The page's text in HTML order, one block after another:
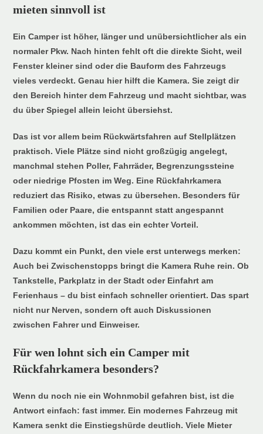
mieten sinnvoll ist
Ein Camper ist höher, länger und unübersichtlicher als ein
normaler Pkw. Nach hinten fehlt oft die direkte Sicht, weil
Fenster kleiner sind oder die Bauform des Fahrzeugs
vieles verdeckt. Genau hier hilft die Kamera. Sie zeigt dir
den Bereich hinter dem Fahrzeug und macht sichtbar, was
du über Spiegel allein leicht übersiehst.
Das ist vor allem beim Rückwärtsfahren auf Stellplätzen
praktisch. Viele Plätze sind nicht großzügig angelegt,
manchmal stehen Poller, Fahrräder, Begrenzungssteine
oder niedrige Pfosten im Weg. Eine Rückfahrkamera
reduziert das Risiko, etwas zu übersehen. Besonders für
Familien oder Paare, die entspannt statt angespannt
ankommen möchten, ist das ein echter Vorteil.
Dazu kommt ein Punkt, den viele erst unterwegs merken:
Auch bei Zwischenstopps bringt die Kamera Ruhe rein. Ob
Tankstelle, Parkplatz in der Stadt oder Einfahrt am
Ferienhaus – du bist einfach schneller orientiert. Das spart
nicht nur Nerven, sondern oft auch Diskussionen
zwischen Fahrer und Einweiser.
Für wen lohnt sich ein Camper mit
Rückfahrkamera besonders?
Wenn du noch nie ein Wohnmobil gefahren bist, ist die
Antwort einfach: fast immer. Ein modernes Fahrzeug mit
Kamera senkt die Einstiegshürde deutlich. Viele Mieter